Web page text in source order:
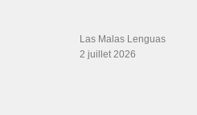
Las Malas Lenguas
2 juillet 2026